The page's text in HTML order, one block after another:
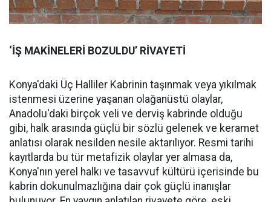
‘İŞ MAKİNELERİ BOZULDU’ RİVAYETİ
Konya'daki Üç Halliler Kabrinin taşınmak veya yıkılmak
istenmesi üzerine yaşanan olağanüstü olaylar,
Anadolu'daki birçok veli ve derviş kabrinde olduğu
gibi, halk arasında güçlü bir sözlü gelenek ve keramet
anlatısı olarak nesilden nesile aktarılıyor. Resmi tarihi
kayıtlarda bu tür metafizik olaylar yer almasa da,
Konya'nın yerel halkı ve tasavvuf kültürü içerisinde bu
kabrin dokunulmazlığına dair çok güçlü inanışlar